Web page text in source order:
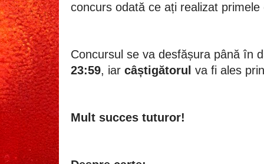
concurs odată ce ați realizat
Concursul se va desfășura până în
23:59, iar câștigătorul va fi ales
Mult succes tuturor!